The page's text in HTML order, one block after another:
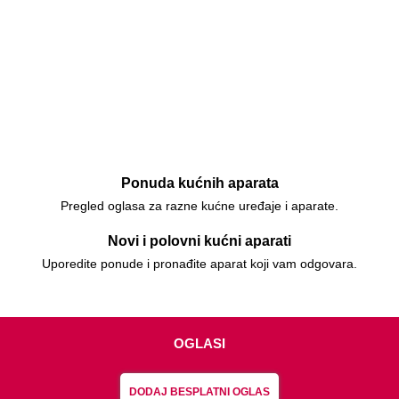
Ponuda kućnih aparata
Pregled oglasa za razne kućne uređaje i aparate.
Novi i polovni kućni aparati
Uporedite ponude i pronađite aparat koji vam odgovara.
OGLASI
DODAJ BESPLATNI OGLAS